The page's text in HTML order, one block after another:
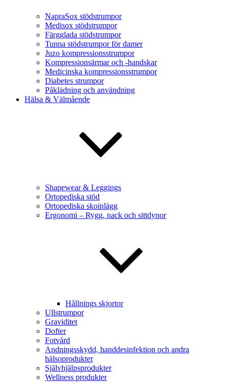
NapraSox stödstrumpor
Medisox stödstrumpor
Färgglada stödstrumpor
Tunna stödstrumpor för damer
Juzo kompressionsstrumpor
Kompressionsärmar och -handskar
Medicinska kompressionsstrumpor
Diabetes strumpor
Påklädning och användning
Hälsa & Välmående
Shapewear & Leggings
Ortopediska stöd
Ortopediska skoinlägg
Ergonomi – Rygg, nack och sittdynor
Hållnings skjortor
Ullstrumpor
Graviditet
Dofter
Fotvård
Andningsskydd, handdesinfektion och andra
hälsoprodukter
Självhjälpsprodukter
Wellness produkter